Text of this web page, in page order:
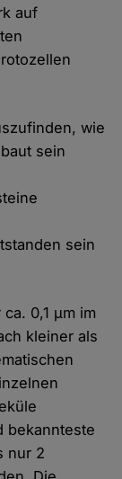
auf
wie
sein
sein
0,1 µm im
kleiner als
bekannteste
nur 2